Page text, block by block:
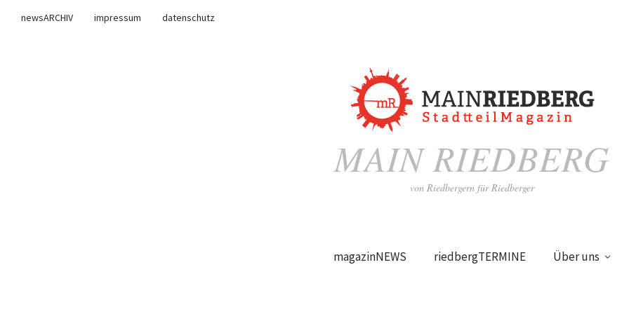
newsARCHIV impressum
datenschutz
MAIN RIEDBERG
von Riedbergern für Riedberger
magazinNEWS riedbergTERMINE Über uns